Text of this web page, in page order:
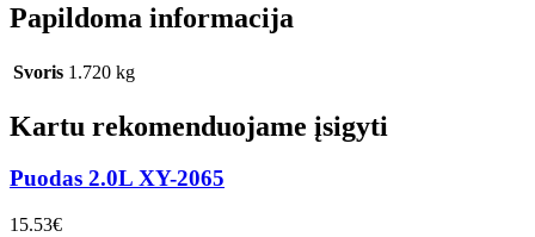
Papildoma informacija
Svoris 1.720 kg
Kartu rekomenduojame įsigyti
Puodas 2.0L XY-2065
15.53€